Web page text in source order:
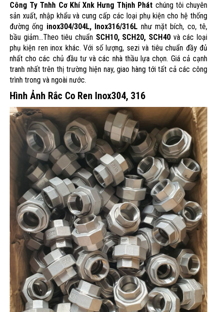
Công Ty Tnhh Cơ Khí Xnk Hưng Thịnh Phát chúng tôi chuyên
sản xuất, nhập khẩu và cung cấp các loại phụ kiện cho hệ thống
đường ống inox304/304L, Inox316/316L như mặt bích, co, tê,
bầu giảm...Theo tiêu chuẩn SCH10, SCH20, SCH40 và các loại
phụ kiện ren inox khác. Với số lượng, sezi và tiêu chuẩn đầy đủ
nhất cho các chủ đầu tư và các nhà thầu lựa chọn. Giá cả cạnh
tranh nhất trên thị trường hiện nay, giao hàng tới tất cả các công
trình trong và ngoài nước.
Hình Ảnh Rắc Co Ren Inox304, 316